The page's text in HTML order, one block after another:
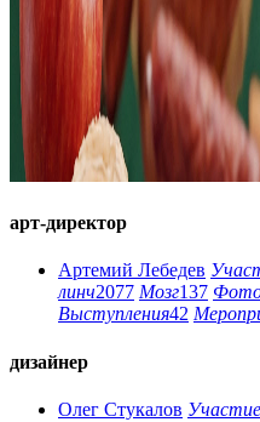
арт-директор
Артемий Лебедев
линч2077 Мозг137
Выступления42
дизайнер
Олег Стукалов